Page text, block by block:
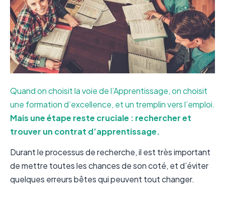
Quand on choisit la voie de l’Apprentissage, on choisit
une formation d’excellence, et un tremplin vers l’emploi.
Mais une étape reste cruciale : rechercher et
trouver un contrat d’apprentissage.
Durant le processus de recherche, il est très important
de mettre toutes les chances de son coté, et d’éviter
quelques erreurs bêtes qui peuvent tout changer.